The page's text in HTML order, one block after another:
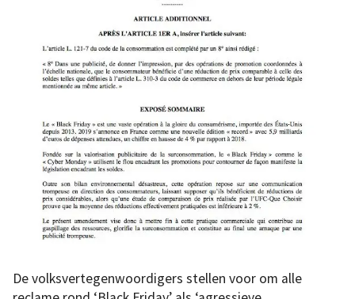
De volksvertegenwoordigers stellen voor om alle